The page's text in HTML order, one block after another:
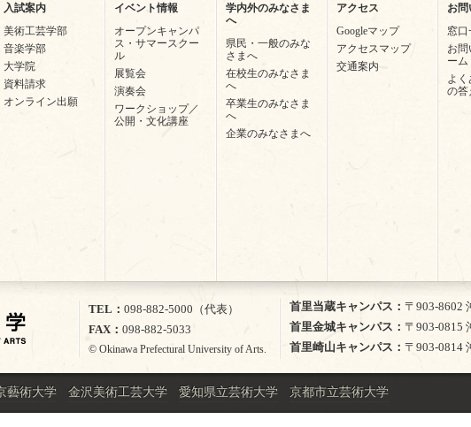
入試案内
美術工芸学部
音楽学部
大学院
資料請求
オンライン出願
イベント情報
オープンキャンパ
ス・サマースクー
ル
展覧会
演奏会
ワークショップ／
公開・文化講座
学内外のみなさま
へ
県民・一般のみな
さまへ
在校生のみなさま
へ
卒業生のみなさま
へ
企業のみなさまへ
アクセス
Googleマップ
アクセスマップ
交通案内
お
窓口
お問
ーム
よ
の答
藝術大学 金沢美術工芸大学 愛知県立芸術大学 京都市立芸術大学
TEL
098-882-5000（代表）
FAX
098-882-5033
© Okinawa Prefectural University of Arts.
首里当蔵キャンパス
〒903-8602
首里金城キャンパス
〒903-0815
首里崎山キャンパス
〒903-0814